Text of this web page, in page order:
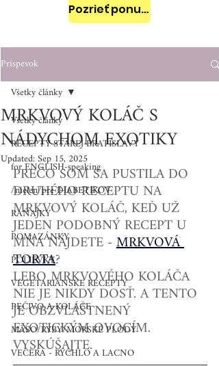
Pozrieť ponuku
Príspevok
Všetky články
RECEPTY STAREJ BRATISLAVY
for ENGLISH-speaking
/nielen/pre DIABETIKOV
RAŇAJKY
POMAZÁNKY
POLIEVKY
VEGETARIÁNSKE RECEPTY
PEČIVO A KOLÁČE
MÄSO/RYBY/MORSKÉ PLODY
VEČERA - RÝCHLO A LACNO
Všetky články
MRKVOVÝ KOLÁČ S
NÁDYCHOM EXOTIKY
Updated:Sep 15, 2025
PREČO SOM SA PUSTILA DO
DRUHÉHO RECEPTU NA
MRKVOVÝ KOLÁČ, KEĎ UŽ
JEDEN PODOBNÝ RECEPT U
MŇA NÁJDETE - MRKVOVÁ
TORTA?
LEBO MRKVOVÉHO KOLÁČA
NIE JE NIKDY DOSŤ. A TENTO
JE OBZVLÁŠTNENÝ
EXOTICKÝM OVOCÍM.
VYSKÚŠAJTE.